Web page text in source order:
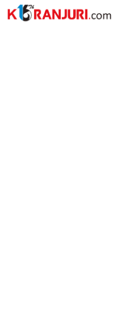
Lewati
ke